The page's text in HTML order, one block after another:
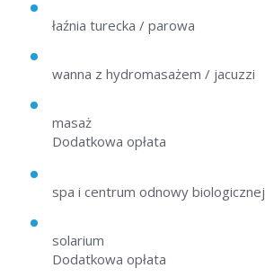
łaźnia turecka / parowa
wanna z hydromasażem / jacuzzi
masaż
Dodatkowa opłata
spa i centrum odnowy biologicznej
solarium
Dodatkowa opłata